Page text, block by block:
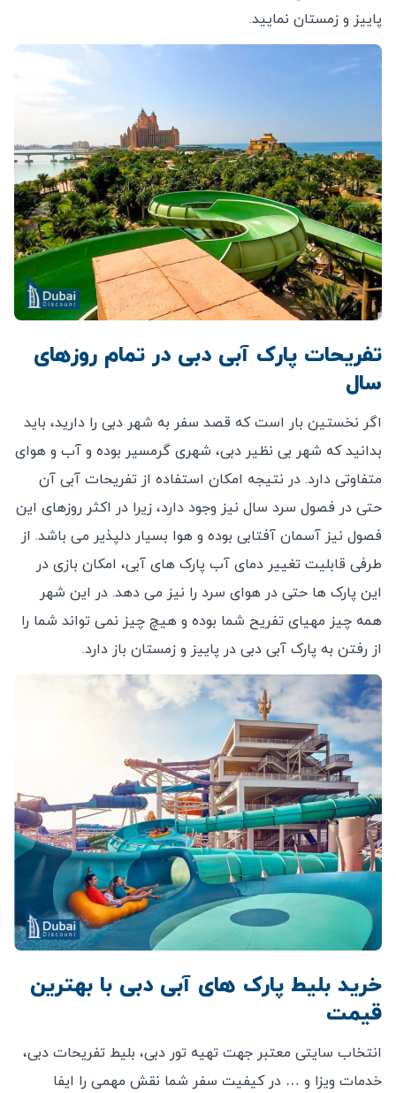
پاییز و زمستان نمایید.
تفریحات پارک آبی دبی در تمام روزهای
سال
اگر نخستین بار است که قصد سفر به شهر دبی را دارید، باید
بدانید که شهر بی نظیر دبی، شهری گرمسیر بوده و آب و هوای
متفاوتی دارد. در نتیجه امکان استفاده از تفریحات آبی آن
حتی در فصول سرد سال نیز وجود دارد، زیرا در اکثر روزهای این
فصول نیز آسمان آفتابی بوده و هوا بسیار دلپذیر می باشد. از
طرفی قابلیت تغییر دمای آب پارک های آبی، امکان بازی در
این پارک ها حتی در هوای سرد را نیز می دهد. در این شهر
همه چیز مهیای تفریح شما بوده و هیچ چیز نمی تواند شما را
از رفتن به پارک آبی دبی در پاییز و زمستان باز دارد.
خرید بلیط پارک های آبی دبی با بهترین
قیمت
انتخاب سایتی معتبر جهت تهیه تور دبی، بلیط تفریحات دبی،
خدمات ویزا و … در کیفیت سفر شما نقش مهمی را ایفا